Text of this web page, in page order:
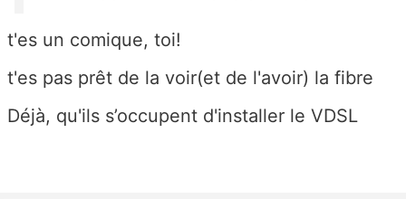
t'es un comique, toi!
t'es pas prêt de la voir(et de l'avoir) la fibre
Déjà, qu'ils s’occupent d'installer le VDSL